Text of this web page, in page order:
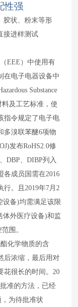
性强
胶状、粉末等形
接进样测试
EEE ）中使用有
在电子电器设备中
Substance
及工艺标准，使
指令规定了电子电
多溴联苯醚6项物
发布RoHS2.0修
、DBP 、DIBP列入
各成员国需在2016
行。且 2019年7 月 2
设备)均需满足该限
体外医疗设备)和监
围。
化学物质的含
后浓缩，最后用对
很长的时间。 20
批准的方法，已经
为待批准状